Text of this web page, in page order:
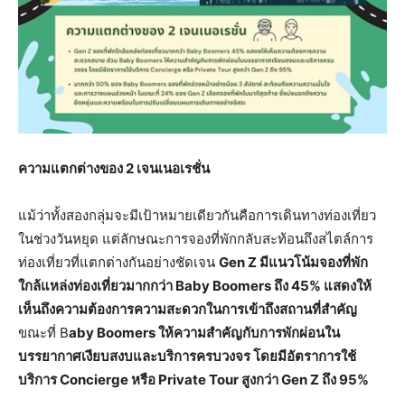
ความแตกต่างของ2 เจนเนอเรชั่น
แม้ว่าทั้งสองกลุ่มจะมีเป้าหมายเดียวกันคือการเดินทางท่องเที่ยว
ในช่วงวันหยุด แต่ลักษณะการจองที่พักกลับสะท้อนถึงสไตล์การ
ท่องเที่ยวที่แตกต่างกันอย่างชัดเจน Gen Z มีแนวโน้มจองที่พัก
ใกล้แหล่งท่องเที่ยวมากกว่า Baby Boomersถึง45% แสดงให้
เห็นถึงความต้องการความสะดวกในการเข้าถึงสถานที่สำคัญ
ขณะที่ Baby Boomersให้ความสำคัญกับการพักผ่อนใน
บรรยากาศเงียบสงบและบริการครบวงจรโดยมีอัตราการใช้
บริการConciergeหรือ Private Tour สูงกว่าGen Zถึง95%